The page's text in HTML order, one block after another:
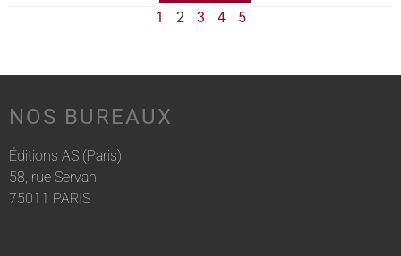
1 2 3 4 5
NOS BUREAUX
Éditions AS (Paris)
58, rue Servan
75011 PARIS